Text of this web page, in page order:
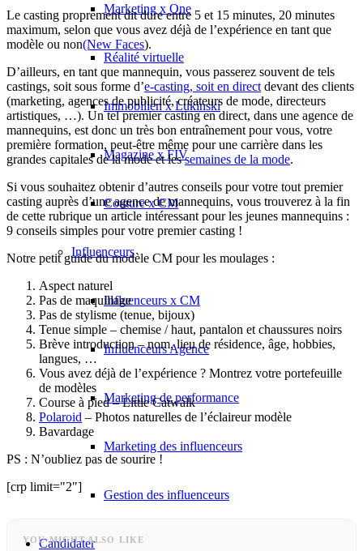
Marketing x One
Réalité virtuelle
Immobilien x Lukinski
Magazine x FIV
Couture x CM
Influenceurs
Influenceurs x CM
Influenceurs Agence
Marketing de performance
Marketing des influenceurs
Gestion des influenceurs
Candidater
Le casting proprement dit dure entre 5 et 15 minutes, 20 minutes
maximum, selon que vous avez déjà de l’expérience en tant que
modèle ou non(New Faces).
D’ailleurs, en tant que mannequin, vous passerez souvent de tels
castings, soit sous forme d’e-casting, soit en direct devant des clients
(marketing, agences de publicité, créateurs de mode, directeurs
artistiques, …). Un tel premier casting en direct, dans une agence de
mannequins, est donc un très bon entraînement pour vous, votre
première formation, peut-être même pour une carrière dans les
grandes capitales de la mode et lessemaines de la mode.
Si vous souhaitez obtenir d’autres conseils pour votre tout premier
casting auprès d’une agence de mannequins, vous trouverez à la fin
de cette rubrique un article intéressant pour les jeunes mannequins :
9 conseils simples pour votre premier casting !
Notre petit guide du modèle CM pour les moulages :
Aspect naturel
Pas de maquillage
Pas de stylisme (tenue, bijoux)
Tenue simple – chemise / haut, pantalon et chaussures noirs
Brève introduction – nom, lieu de résidence, âge, hobbies,
langues, …
Vous avez déjà de l’expérience ? Montrez votre portefeuille
de modèles
Course à pied – Little Catwalk
Polaroid – Photos naturelles de l’éclaireur modèle
Bavardage
PS : N’oubliez pas de sourire !
[crp limit="2"]
YOU MIGHT ALSO LIKE